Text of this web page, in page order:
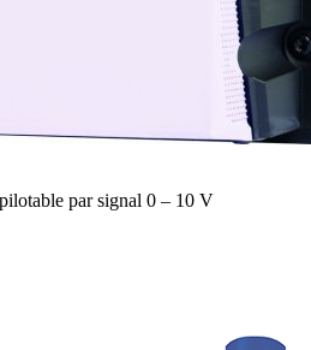
par signal 0 – 10 V